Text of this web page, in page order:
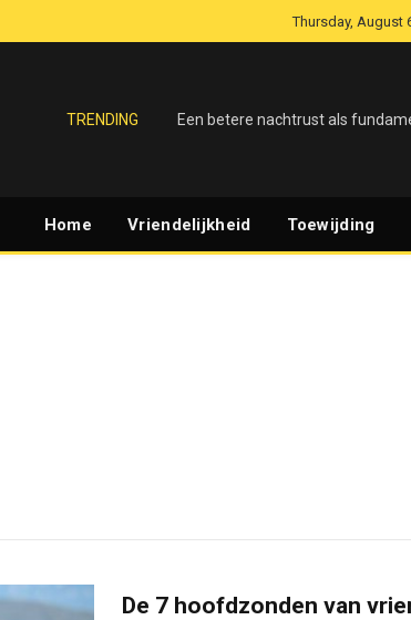
Thursday, August
TRENDING Een betere nachtrust als
Home Vriendelijkheid Toewijding
De 7 hoofdzonden van